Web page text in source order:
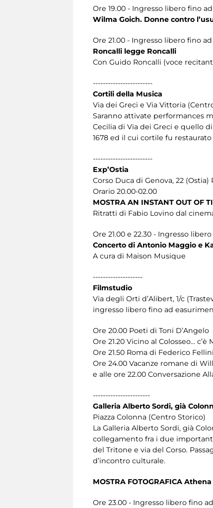
Ore 19.00 - Ingresso libero fino
Wilma Goich. Donne contro
Ore 21.00 - Ingresso libero fino
Roncalli legge Roncalli
Con Guido Roncalli (voce
------------------------
Cortili della Musica
Via dei Greci e Via Vittoria
Saranno attivate performances
Cecilia di Via dei Greci e quello
1678 ed il cui cortile fu
------------------------
Exp’Ostia
Corso Duca di Genova, 22 (Ostia)
Orario 20.00-02.00
MOSTRA AN INSTANT OUT OF
Ritratti di Fabio Lovino dal
Ore 21.00 e 22.30 - Ingresso
Concerto di Antonio Maggio e
A cura di Maison Musique
--------------------
Filmstudio
Via degli Orti d’Alibert, 1/c
ingresso libero fino ad
Ore 20.00 Poeti di Toni D’Angelo
Ore 21.20 Vicino al Colosseo...
Ore 21.50 Roma di Federico Fellini
Ore 24.00 Vacanze romane di
e alle ore 22.00 Conversazione
-----------------------
Galleria Alberto Sordi, già
Piazza Colonna (Centro Storico)
La Galleria Alberto Sordi, già
collegamento fra i due
del Tritone e via del Corso.
d’incontro culturale.
MOSTRA FOTOGRAFICA
Ore 23.00 - Ingresso libero fino